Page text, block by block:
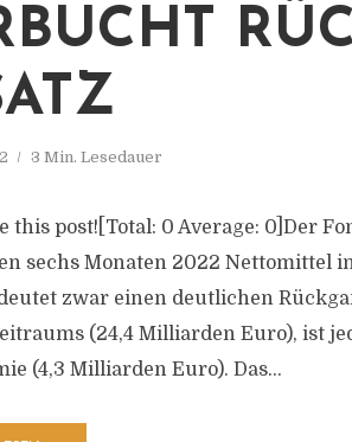
3 Min. Lesedauer
this post![Total: 0 Average: 0]Der
sechs Monaten 2022 Nettomittel
zwar einen deutlichen
(24,4 Milliarden Euro), ist
(4,3 Milliarden Euro). Das...